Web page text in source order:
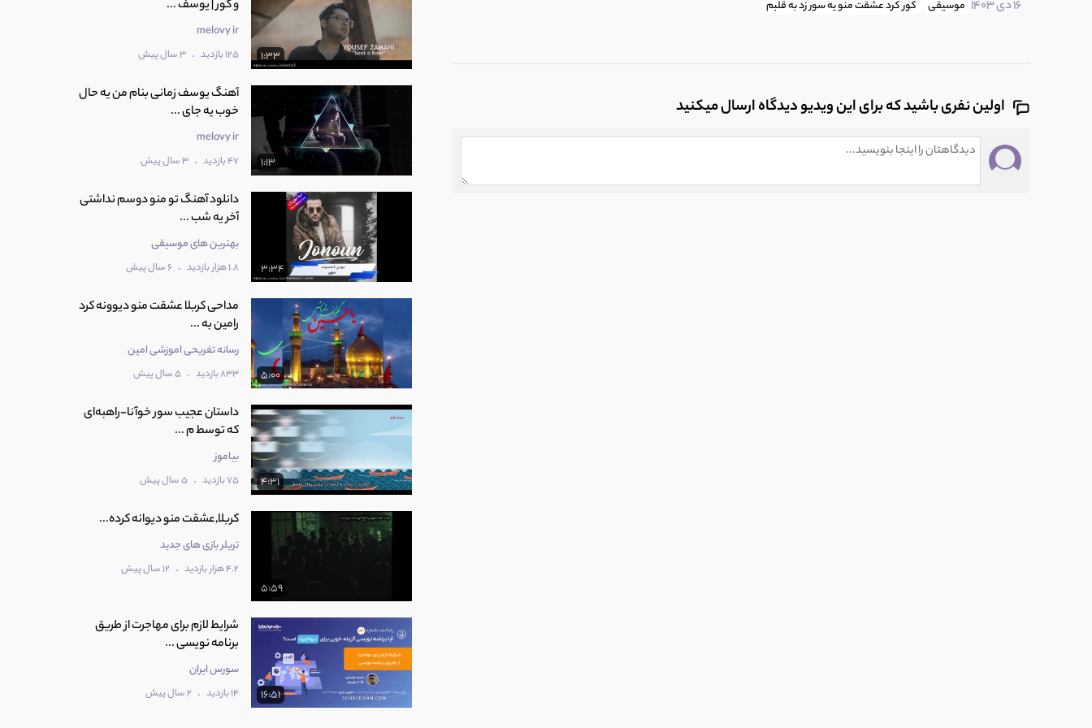
16 دی 1403
موسیقی کور کرد عشقت منو یه سور زد به قلبم
اولین نفری باشید که برای این ویدیو دیدگاه ارسال میکنید
1:33
و کور | یوسف ...
melovy ir
125 بازدید . 3 سال پیش
1:13
آهنگ یوسف زمانی بنام من یه حال
خوب یه جای ...
melovy ir
47 بازدید . 3 سال پیش
3:34
دانلود آهنگ تو منو دوسم نداشتی
آخر یه شب ...
بهترین های موسیقی
1.8 هزار بازدید . 6 سال پیش
5:00
مداحی کربلا عشقت منو دیوونه کرد
رامین به ...
رسانه تفریحی اموزشی امین
833 بازدید . 5 سال پیش
4:31
داستان عجیب سور خوآنا-راهبه‌ای
که توسط م ...
بیاموز
75 بازدید . 5 سال پیش
5:59
کربلا,عشقت منو دیوانه کرده...
تریلر بازی های جدید
4.2 هزار بازدید . 12 سال پیش
16:51
شرایط لازم برای مهاجرت از طریق
برنامه نویسی ...
سورس ایران
14 بازدید . 2 سال پیش